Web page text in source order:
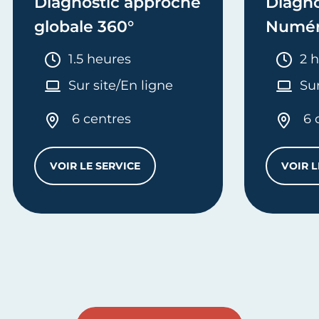
globale 360°
Durée :
1.5 heures
Sur site/En ligne
6 centres
VOIR LE SERVICEDIAGNOSTIC APPROCHE GLOBALE 360°
2
6
VOIR